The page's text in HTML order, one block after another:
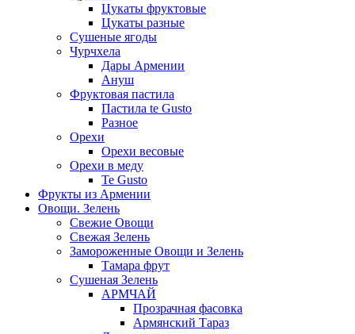
Цукаты фруктовые
Цукаты разные
Сушеные ягоды
Чурчхела
Дары Армении
Ануш
Фруктовая пастила
Пастила te Gusto
Разное
Орехи
Орехи весовые
Орехи в меду
Te Gusto
Фрукты из Армении
Овощи. Зелень
Свежие Овощи
Свежая Зелень
Замороженные Овощи и Зелень
Тамара фрут
Сушеная Зелень
АРМЧАЙ
Прозрачная фасовка
Армянский Тараз